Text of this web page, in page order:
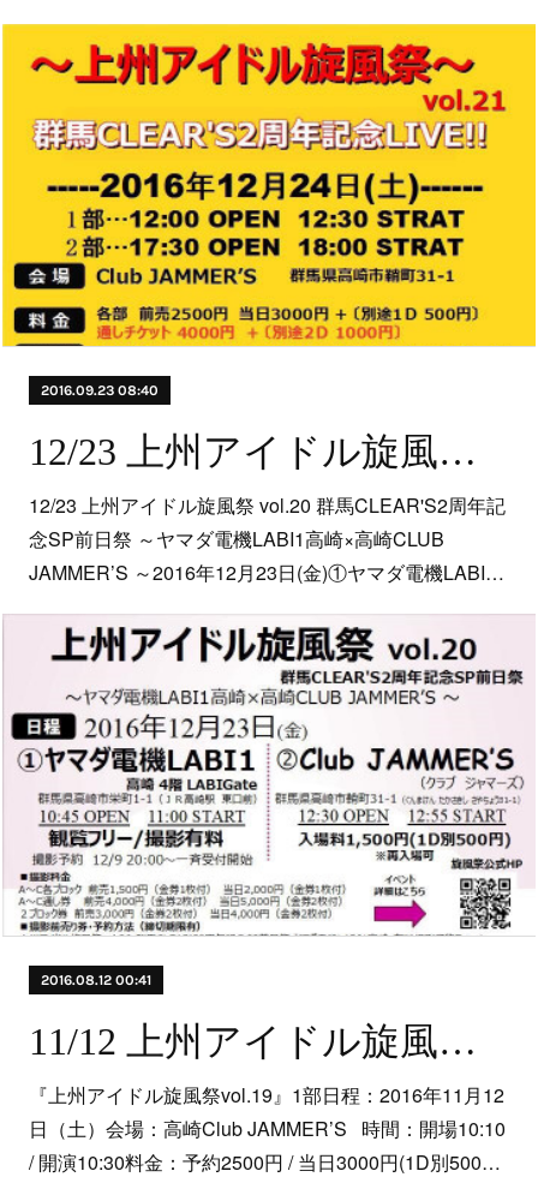
2016.09.23 08:40
12/23 上州アイドル旋風祭 vol.20 群馬CLEAR'S2周年記念SP前日祭 ～ヤマダ電機LABI1高崎×高崎CLUB JAMMER’S ～
12/23 上州アイドル旋風祭 vol.20 群馬CLEAR'S2周年記
念SP前日祭 ～ヤマダ電機LABI1高崎×高崎CLUB
JAMMER’S ～2016年12月23日(金)①ヤマダ電機LABI…
2016.08.12 00:41
11/12 上州アイドル旋風祭vol.19
『上州アイドル旋風祭vol.19』1部日程：2016年11月12
日（土）会場：高崎Club JAMMER’S 時間：開場10:10
/ 開演10:30料金：予約2500円 / 当日3000円(1D別500…